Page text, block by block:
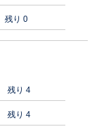
残り 0
残り 4
残り 4